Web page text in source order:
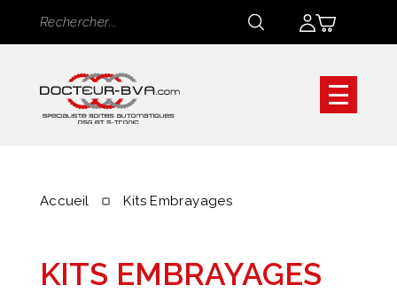
Rechercher
Rechercher
Accueil Kits Embrayages
KITS EMBRAYAGES